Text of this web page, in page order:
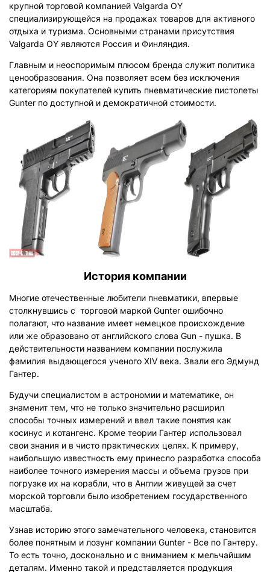
крупной торговой компанией Valgarda OY
специализирующейся на продажах товаров для активного
отдыха и туризма. Основными странами присутствия
Valgarda OY являются Россия и Финляндия.
Главным и неоспоримым плюсом бренда служит политика
ценообразования. Она позволяет всем без исключения
категориям покупателей купить пневматические пистолеты
Gunter по доступной и демократичной стоимости.
История компании
Многие отечественные любители пневматики, впервые
столкнувшись с торговой маркой Gunter ошибочно
полагают, что название имеет немецкое происхождение
или же образовано от английского слова Gun - пушка. В
действительности названием компании послужила
фамилия выдающегося ученого XIV века. Звали его Эдмунд
Гантер.
Будучи специалистом в астрономии и математике, он
знаменит тем, что не только значительно расширил
способы точных измерений и ввел такие понятия как
косинус и котангенс. Кроме теории Гантер использовал
свои знания и в чисто практических целях. К примеру,
наибольшую известность ему принесло разработка способа
наиболее точного измерения массы и объема грузов при
погрузке их на корабли, что в Англии живущей за счет
морской торговли было изобретением государственного
масштаба.
Узнав историю этого замечательного человека, становится
более понятным и лозунг компании Gunter - Все по Гантеру.
То есть точно, досконально и с вниманием к мельчайшим
деталям. Именно такой и представляется продукция